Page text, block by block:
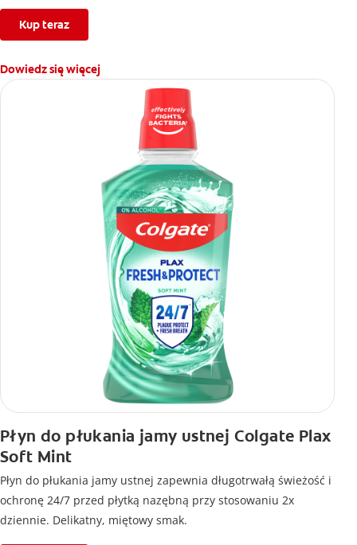
Kup teraz
Dowiedz się więcej
Płyn do płukania jamy ustnej Colgate Plax
Soft Mint
Płyn do płukania jamy ustnej zapewnia długotrwałą świeżość i
ochronę 24/7 przed płytką nazębną przy stosowaniu 2x
dziennie. Delikatny, miętowy smak.